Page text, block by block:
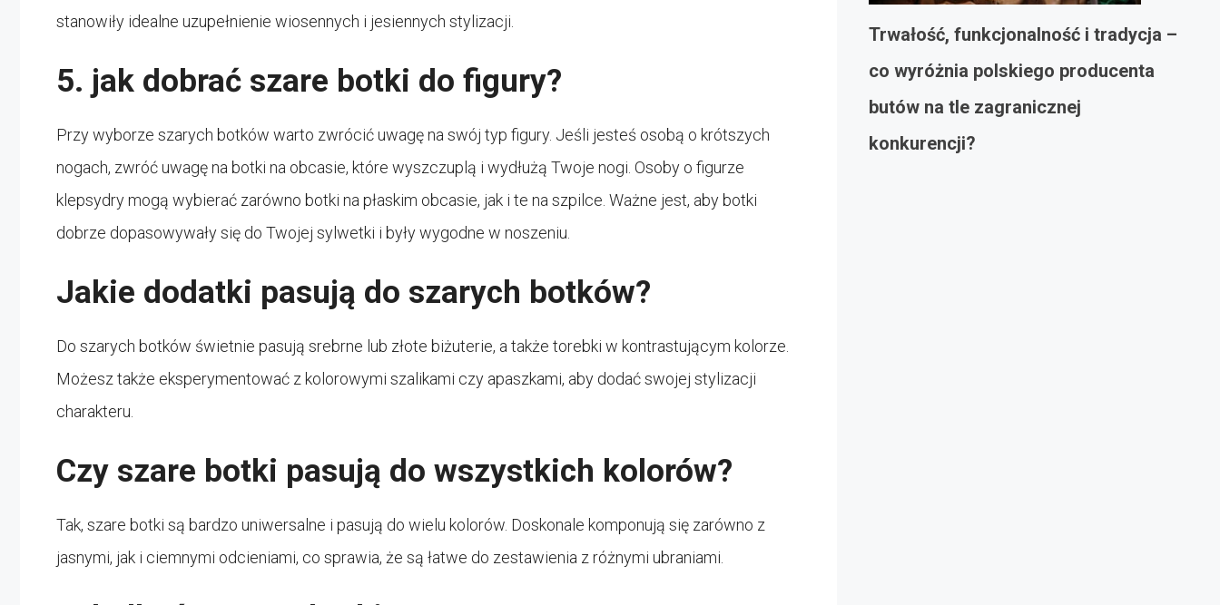
stanowiły idealne uzupełnienie wiosennych i jesiennych stylizacji.
5. jak dobrać szare botki do figury?
Przy wyborze szarych botków warto zwrócić uwagę na swój typ figury. Jeśli jesteś osobą o krótszych
nogach, zwróć uwagę na botki na obcasie, które wyszczuplą i wydłużą Twoje nogi. Osoby o figurze
klepsydry mogą wybierać zarówno botki na płaskim obcasie, jak i te na szpilce. Ważne jest, aby botki
dobrze dopasowywały się do Twojej sylwetki i były wygodne w noszeniu.
Jakie dodatki pasują do szarych botków?
Do szarych botków świetnie pasują srebrne lub złote biżuterie, a także torebki w kontrastującym kolorze.
Możesz także eksperymentować z kolorowymi szalikami czy apaszkami, aby dodać swojej stylizacji
charakteru.
Czy szare botki pasują do wszystkich kolorów?
Tak, szare botki są bardzo uniwersalne i pasują do wielu kolorów. Doskonale komponują się zarówno z
jasnymi, jak i ciemnymi odcieniami, co sprawia, że są łatwe do zestawienia z różnymi ubraniami.
Trwałość, funkcjonalność i tradycja –
co wyróżnia polskiego producenta
butów na tle zagranicznej
konkurencji?